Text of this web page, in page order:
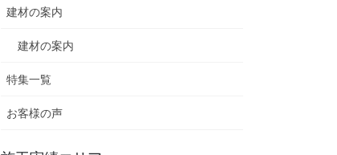
建材の案内
建材の案内
特集一覧
お客様の声